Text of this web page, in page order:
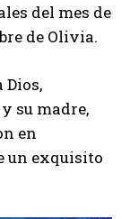
del mes de
de Olivia.
su madre,
en
un exquisito